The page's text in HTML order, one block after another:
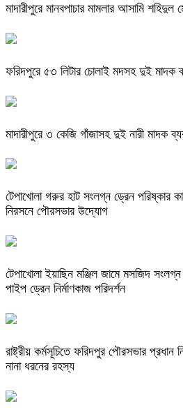
মাদারীপুরে মানবপাচার মামলার আসামি
ফরিদপুরে ৫৩ লিটার চোলাই মদসহ দুই মাদক
মাদারীপুরে ৩ কেজি গাঁজাসহ দুই নারী মাদক
টেপাখোলা গরুর হাট সংলগ্ন ড্রেন পরিষ্কার
নিরসনে পৌরসভার উদ্যোগ
টেপাখোলা ইয়াছিন মঞ্জিল জামে মসজিদ
পাইপ ড্রেন নির্মাণকাজ পরিদর্শন
রাষ্ট্রীয় কর্মসূচিতে ফরিদপুর পৌরসভার প্রধান
নানা ধরনের রহস্য